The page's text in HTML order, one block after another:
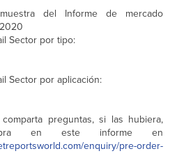
del Informe de mercado
Sector por tipo:
Sector por aplicación:
preguntas, si las hubiera,
en este informe en
enquiry/pre-order-